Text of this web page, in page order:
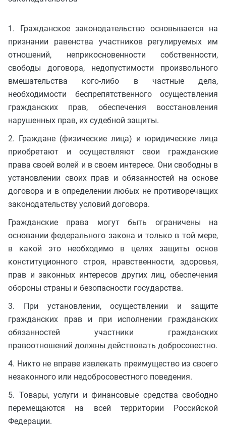
1. Гражданское законодательство основывается на
признании равенства участников регулируемых им
отношений, неприкосновенности собственности,
свободы договора, недопустимости произвольного
вмешательства кого-либо в частные дела,
необходимости беспрепятственного осуществления
гражданских прав, обеспечения восстановления
нарушенных прав, их судебной защиты.
2. Граждане (физические лица) и юридические лица
приобретают и осуществляют свои гражданские
права своей волей и в своем интересе. Они свободны в
установлении своих прав и обязанностей на основе
договора и в определении любых не противоречащих
законодательству условий договора.
Гражданские права могут быть ограничены на
основании федерального закона и только в той мере,
в какой это необходимо в целях защиты основ
конституционного строя, нравственности, здоровья,
прав и законных интересов других лиц, обеспечения
обороны страны и безопасности государства.
3. При установлении, осуществлении и защите
гражданских прав и при исполнении гражданских
обязанностей участники гражданских
правоотношений должны действовать добросовестно.
4. Никто не вправе извлекать преимущество из своего
незаконного или недобросовестного поведения.
5. Товары, услуги и финансовые средства свободно
перемещаются на всей территории Российской
Федерации.